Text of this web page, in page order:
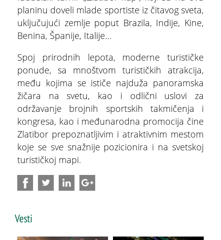
planinu doveli mlade sportiste iz čitavog sveta,
uključujući zemlje poput Brazila, Indije, Kine,
Benina, Španije, Italije…
Spoj prirodnih lepota, moderne turističke
ponude, sa mnoštvom turističkih atrakcija,
među kojima se ističe najduža panoramska
žičara na svetu, kao i odlični uslovi za
održavanje brojnih sportskih takmičenja i
kongresa, kao i međunarodna promocija čine
Zlatibor prepoznatljivim i atraktivnim mestom
koje se sve snažnije pozicionira i na svetskoj
turističkoj mapi.
Vesti